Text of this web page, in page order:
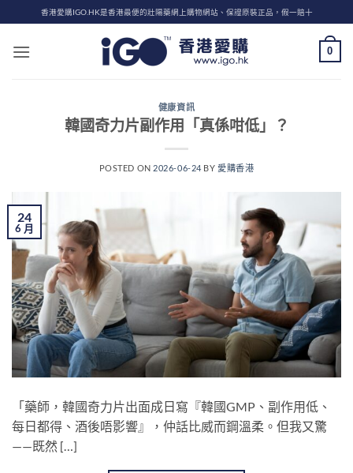
to
content
香港愛購IGO.HK是香港最便的壯陽藥網上購物網站、保證原裝正品，假一賠十
0
健康資訊
韓國奇力片副作用「真係咁低」？
POSTED ON 2026-06-24 BY愛購香港
24
6 月
「藥師，韓國奇力片出面成日寫『韓國GMP、副作用低、
每日都得、酒後唔影響』，仲話比威而鋼溫柔。但我又驚
——既然 […]